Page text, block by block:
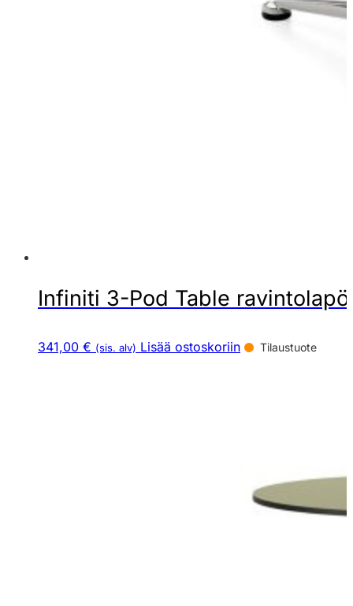
Infiniti 3-Pod Table
341,00 € (sis. alv) Lisää ostoskoriin Tilaustuote